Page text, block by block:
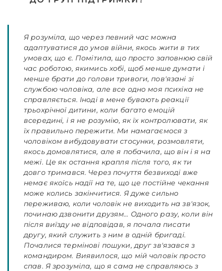
Я розуміла, що через певний час можна
адаптуватися до умов війни, якось жити в тих
умовах, що є. Помітила, що просто заповнюю свій
час роботою, якимись хобі, щоб менше думати і
менше брати до голови тривоги, пов'язані зі
службою чоловіка, але все одно моя психіка не
справляється. Іноді в мене бувають реакції
трьохрічної дитини, коли багато емоцій
всередині, і я не розумію, як їх контролювати, як
їх правильно пережити. Ми намагаємося з
чоловіком вибудовувати стосунки, розмовляти,
якось домовлятися, але я побачила, що він і я на
межі. Це як остання крапля після того, як ти
довго тримався. Через почуття безвиході вже
немає якоїсь надії на те, що це постійне чекання
може колись закінчитися. Я дуже сильно
переживаю, коли чоловік не виходить на зв'язок,
починаю дзвонити друзям… Одного разу, коли він
після виїзду не відповідав, я почала писати
другу, який служить з ним в одній бригаді.
Почалися термінові пошуки, друг зв'язався з
командиром. Виявилося, що мій чоловік просто
спав. Я зрозуміла, що я сама не справляюсь з